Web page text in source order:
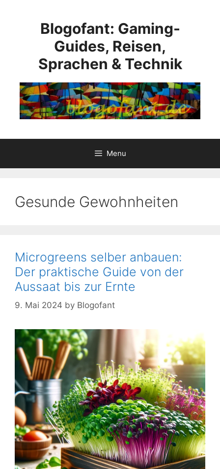
Blogofant: Gaming-
Guides, Reisen,
Sprachen & Technik
Menu
Gesunde Gewohnheiten
Microgreens selber anbauen:
Der praktische Guide von der
Aussaat bis zur Ernte
9. Mai 2024 by Blogofant